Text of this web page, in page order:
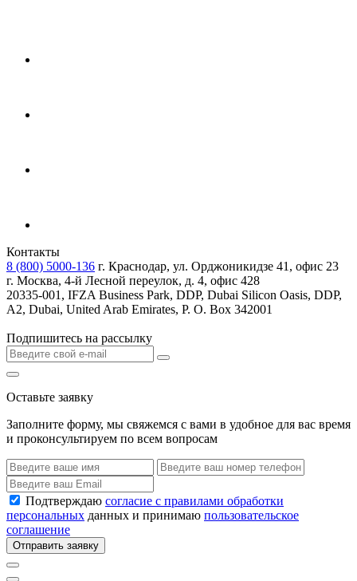
Контакты
8 (800) 5000-136 г. Краснодар, ул. Орджоникидзе 41, офис 23
г. Москва, 4-й Лесной переулок, д. 4, офис 428
20335-001, IFZA Business Park, DDP, Dubai Silicon Oasis, DDP,
A2, Dubai, United Arab Emirates, P. O. Box 342001
Подпишитесь на рассылку
Оставьте заявку
Заполните форму, мы свяжемся с вами в удобное для вас время
и проконсультируем по всем вопросам
Подтверждаю согласие с правилами обработки
персональных данных и принимаю пользовательское
соглашение
Отправить заявку